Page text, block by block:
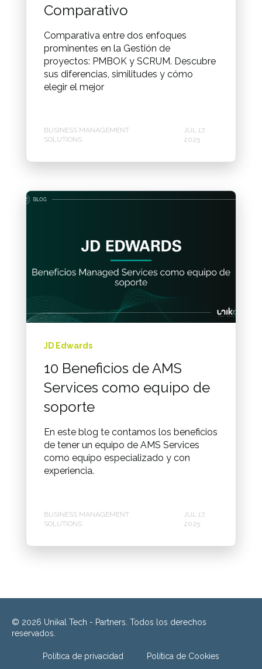
Comparativo
Comparativa entre dos enfoques
prominentes en la Gestión de
proyectos: PMBOK y SCRUM. Descubre
sus diferencias, similitudes y cómo
elegir el mejor
BUSINESS MANAGEMENT
SOLUTIONS
JUL 17,
2025
JD Edwards
10 Beneficios de AMS
Services como equipo de
soporte
En este blog te contamos los beneficios
de tener un equipo de AMS Services
como equipo especializado y con
experiencia.
BUSINESS MANAGEMENT
SOLUTIONS
JUL 17,
2025
© 2026 Unikal Tech - Partners. Todos los derechos
reservados.
Política de privacidad Política de Cookies